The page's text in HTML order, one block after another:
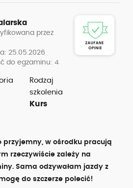
przez
25.05.2026
do egzaminu: 4
Rodzaj
szkolenia
Kurs
przyjemny, w ośrodku pracują
rzeczywiście zależy na
Sama odzywałam jazdy z
do szczerze polecić!